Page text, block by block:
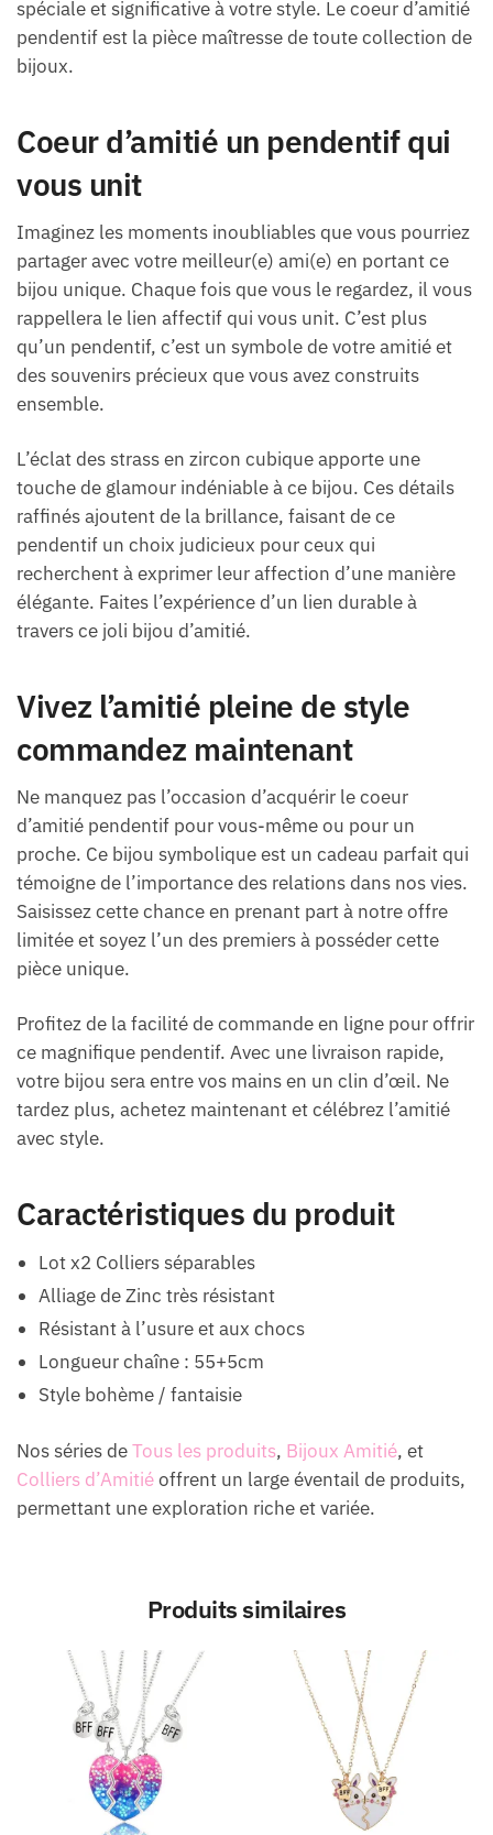
spéciale et significative à votre style. Le coeur d’amitié
pendentif est la pièce maîtresse de toute collection de
bijoux.
Coeur d’amitié un pendentif qui
vous unit
Imaginez les moments inoubliables que vous pourriez
partager avec votre meilleur(e) ami(e) en portant ce
bijou unique. Chaque fois que vous le regardez, il vous
rappellera le lien affectif qui vous unit. C’est plus
qu’un pendentif, c’est un symbole de votre amitié et
des souvenirs précieux que vous avez construits
ensemble.
L’éclat des strass en zircon cubique apporte une
touche de glamour indéniable à ce bijou. Ces détails
raffinés ajoutent de la brillance, faisant de ce
pendentif un choix judicieux pour ceux qui
recherchent à exprimer leur affection d’une manière
élégante. Faites l’expérience d’un lien durable à
travers ce joli bijou d’amitié.
Vivez l’amitié pleine de style
commandez maintenant
Ne manquez pas l’occasion d’acquérir le coeur
d’amitié pendentif pour vous-même ou pour un
proche. Ce bijou symbolique est un cadeau parfait qui
témoigne de l’importance des relations dans nos vies.
Saisissez cette chance en prenant part à notre offre
limitée et soyez l’un des premiers à posséder cette
pièce unique.
Profitez de la facilité de commande en ligne pour offrir
ce magnifique pendentif. Avec une livraison rapide,
votre bijou sera entre vos mains en un clin d’œil. Ne
tardez plus, achetez maintenant et célébrez l’amitié
avec style.
Caractéristiques du produit
Lot x2 Colliers séparables
Alliage de Zinc très résistant
Résistant à l’usure et aux chocs
Longueur chaîne : 55+5cm
Style bohème / fantaisie
Nos séries deTous les produits, Bijoux Amitié, et
Colliers d’Amitiéoffrent un large éventail de produits,
permettant une exploration riche et variée.
Produits similaires